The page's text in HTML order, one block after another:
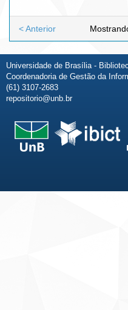
< Anterior
Universidade de Brasília -
Coordenadoria de Gestão da
(61) 3107-2683
repositorio@unb.br